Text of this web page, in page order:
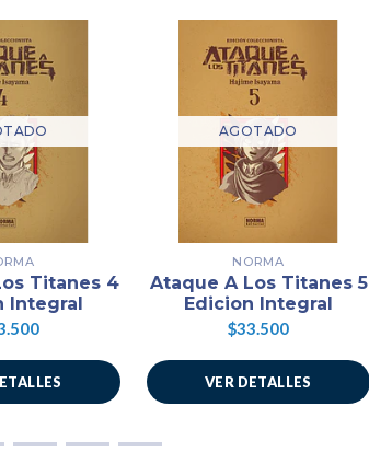
Titanes 4
Integral
AGOTADO
NORMA
Ataque A Los Titanes 5
Edicion Integral
$33.500
VER DETALLES